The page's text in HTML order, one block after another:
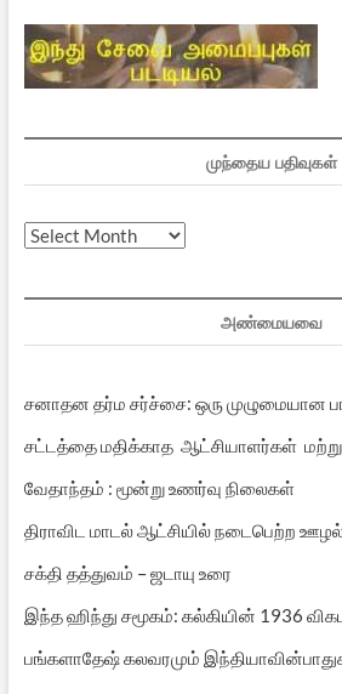
முந்தைய பதிவுகள்
முந்தைய
அண்மையவை
சனாதன தர்ம சர்ச்சை: ஒரு முழுமையான
சட்டத்தை மதிக்காத ஆட்சியாளர்கள்
வேதாந்தம் : மூன்று உணர்வு நிலைகள்
திராவிட மாடல் ஆட்சியில் நடைபெற்ற
சக்தி தத்துவம் – ஜடாயு உரை
இந்த ஹிந்து சமூகம்: கல்கியின் 1936
பங்களாதேஷ் கலவரமும்